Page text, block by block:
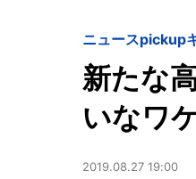
ニュースpickup
新たな
いなワ
2019.08.27 19:00